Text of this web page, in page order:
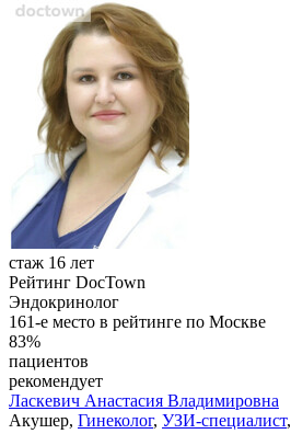
стаж 16 лет
Рейтинг DocTown
Эндокринолог
161-е место в рейтинге по Москве
83%
пациентов
рекомендует
Ласкевич Анастасия Владимировна
Акушер, Гинеколог, УЗИ-специалист,